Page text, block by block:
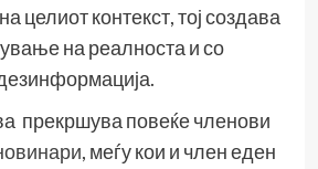
целиот контекст, тој создава
на реалноста и со
прекршува повеќе членови
, меѓу кои и член еден